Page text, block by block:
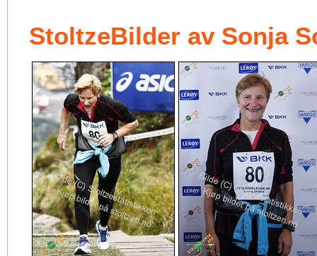
StoltzeBilder av Sonja